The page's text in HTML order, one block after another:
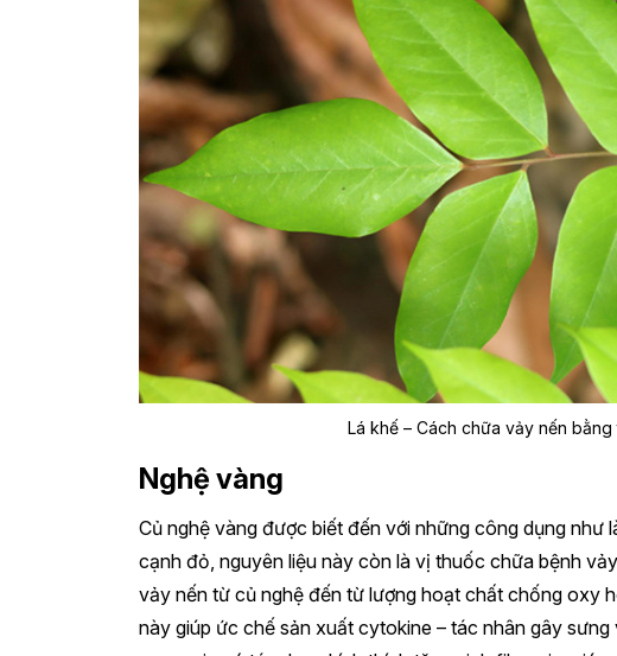
Lá khế – Cách chữa vảy nến
Nghệ vàng
Củ nghệ vàng được biết đến với những công dụng như
cạnh đỏ, nguyên liệu này còn là vị thuốc chữa bệnh
vảy nến từ củ nghệ đến từ lượng hoạt chất chống oxy
này giúp ức chế sản xuất cytokine – tác nhân gây